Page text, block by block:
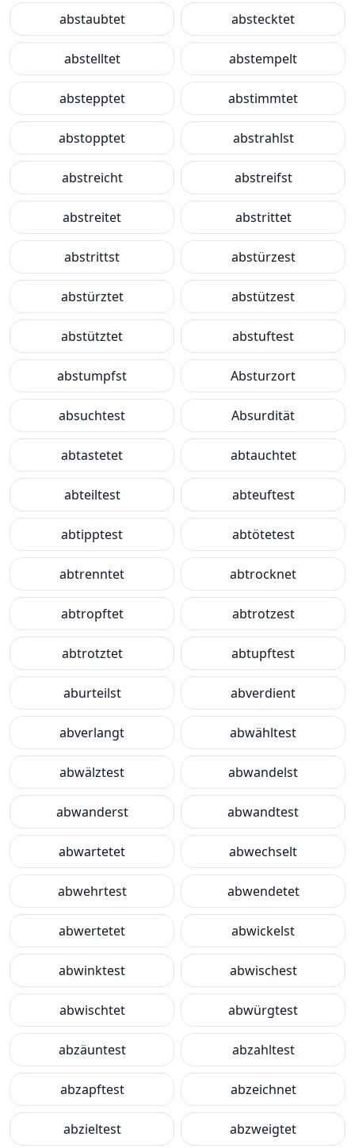
abstaubtet abstecktet
abstelltet abstempelt
abstepptet abstimmtet
abstopptet abstrahlst
abstreicht abstreifst
abstreitet abstrittet
abstrittst abstürzest
abstürztet abstützest
abstütztet abstuftest
abstumpfst Absturzort
absuchtest Absurdität
abtastetet abtauchtet
abteiltest abteuftest
abtipptest abtötetest
abtrenntet abtrocknet
abtropftet abtrotzest
abtrotztet abtupftest
aburteilst abverdient
abverlangt abwähltest
abwälztest abwandelst
abwanderst abwandtest
abwartetet abwechselt
abwehrtest abwendetet
abwertetet abwickelst
abwinktest abwischest
abwischtet abwürgtest
abzäuntest abzahltest
abzapftest abzeichnet
abzieltest abzweigtet